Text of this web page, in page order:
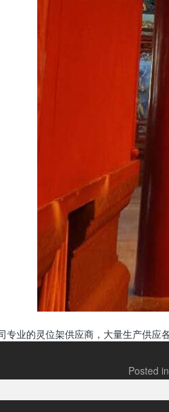
专业的灵位架供应商，大量生产供
Posted in